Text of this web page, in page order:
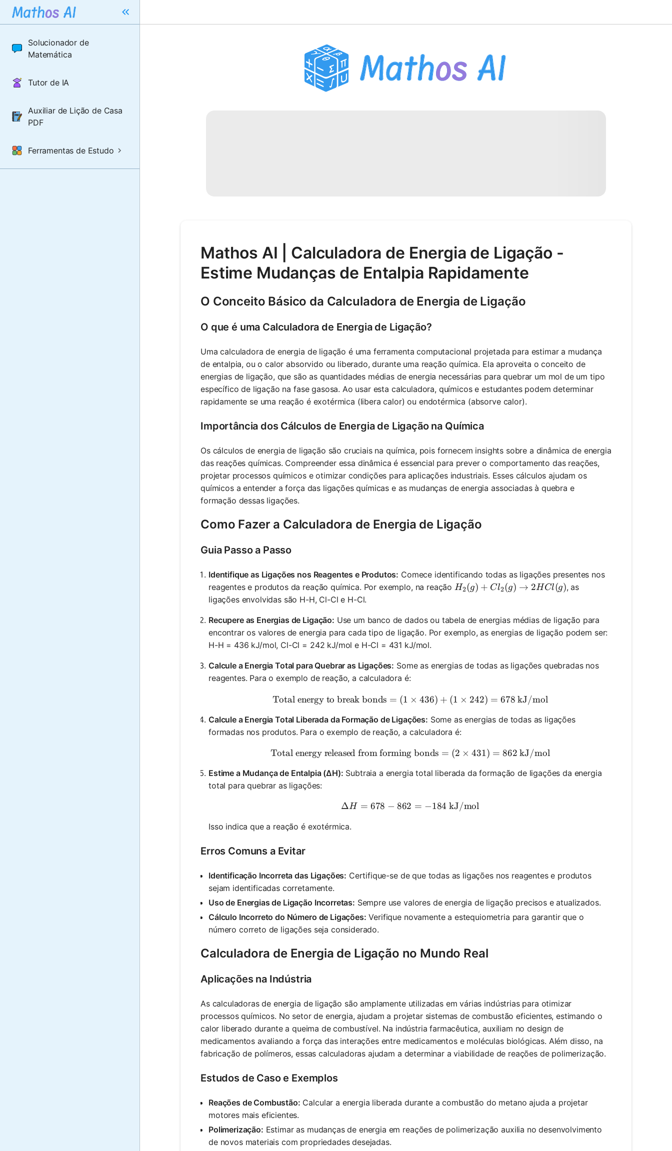
Solucionador de
Matemática
Tutor de IA
Auxiliar de Lição de Casa
PDF
Ferramentas de Estudo
Mathos AI | Calculadora de Energia de Ligação -
Estime Mudanças de Entalpia Rapidamente
O Conceito Básico da Calculadora de Energia de Ligação
O que é uma Calculadora de Energia de Ligação?
Uma calculadora de energia de ligação é uma ferramenta computacional projetada para estimar a mudança
de entalpia, ou o calor absorvido ou liberado, durante uma reação química. Ela aproveita o conceito de
energias de ligação, que são as quantidades médias de energia necessárias para quebrar um mol de um tipo
específico de ligação na fase gasosa. Ao usar esta calculadora, químicos e estudantes podem determinar
rapidamente se uma reação é exotérmica (libera calor) ou endotérmica (absorve calor).
Importância dos Cálculos de Energia de Ligação na Química
Os cálculos de energia de ligação são cruciais na química, pois fornecem insights sobre a dinâmica de energia
das reações químicas. Compreender essa dinâmica é essencial para prever o comportamento das reações,
projetar processos químicos e otimizar condições para aplicações industriais. Esses cálculos ajudam os
químicos a entender a força das ligações químicas e as mudanças de energia associadas à quebra e
formação dessas ligações.
Como Fazer a Calculadora de Energia de Ligação
Guia Passo a Passo
Identifique as Ligações nos Reagentes e Produtos: Comece identificando todas as ligações presentes nos
reagentes e produtos da reação química. Por exemplo, na reação H_2(g) + Cl_2(g) \rightarrow 2HCl(g)
H2(g) + Cl2(g) → 2HCl(g), as
ligações envolvidas são H-H, Cl-Cl e H-Cl.
Recupere as Energias de Ligação: Use um banco de dados ou tabela de energias médias de ligação para
encontrar os valores de energia para cada tipo de ligação. Por exemplo, as energias de ligação podem ser:
H-H = 436 kJ/mol, Cl-Cl = 242 kJ/mol e H-Cl = 431 kJ/mol.
Calcule a Energia Total para Quebrar as Ligações: Some as energias de todas as ligações quebradas nos
reagentes. Para o exemplo de reação, a calculadora é:
\text{Total energy to break bonds} = (1 \times 436) + (1
Total energy to break bonds = (1 × 436) + (1 × 242) = 678 kJ/mol
Calcule a Energia Total Liberada da Formação de Ligações: Some as energias de todas as ligações
formadas nos produtos. Para o exemplo de reação, a calculadora é:
\text{Total energy released from forming bonds} = (2 \times
Total energy released from forming bonds = (2 × 431) = 862 kJ/mol
Estime a Mudança de Entalpia (ΔH): Subtraia a energia total liberada da formação de ligações da energia
total para quebrar as ligações:
\Delta H = 678 - 862 = -184 \text{ kJ/mol}
ΔH = 678 − 862 = −184 kJ/mol
Isso indica que a reação é exotérmica.
Erros Comuns a Evitar
Identificação Incorreta das Ligações: Certifique-se de que todas as ligações nos reagentes e produtos
sejam identificadas corretamente.
Uso de Energias de Ligação Incorretas: Sempre use valores de energia de ligação precisos e atualizados.
Cálculo Incorreto do Número de Ligações: Verifique novamente a estequiometria para garantir que o
número correto de ligações seja considerado.
Calculadora de Energia de Ligação no Mundo Real
Aplicações na Indústria
As calculadoras de energia de ligação são amplamente utilizadas em várias indústrias para otimizar
processos químicos. No setor de energia, ajudam a projetar sistemas de combustão eficientes, estimando o
calor liberado durante a queima de combustível. Na indústria farmacêutica, auxiliam no design de
medicamentos avaliando a força das interações entre medicamentos e moléculas biológicas. Além disso, na
fabricação de polímeros, essas calculadoras ajudam a determinar a viabilidade de reações de polimerização.
Estudos de Caso e Exemplos
Reações de Combustão: Calcular a energia liberada durante a combustão do metano ajuda a projetar
motores mais eficientes.
Polimerização: Estimar as mudanças de energia em reações de polimerização auxilia no desenvolvimento
de novos materiais com propriedades desejadas.